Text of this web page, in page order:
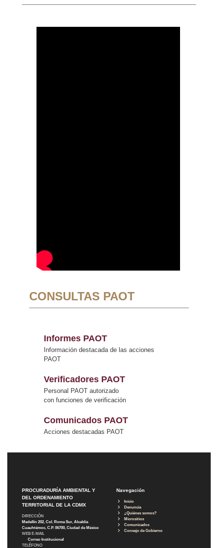
CONSULTAS PAOT
Informes PAOT
Información destacada de las acciones
PAOT
Verificadores PAOT
Personal PAOT autorizado
con funciones de verificación
Comunicados PAOT
Acciones destacadas PAOT
PROCURADURÍA AMBIENTAL Y
DEL ORDENAMIENTO
TERRITORIAL DE LA CDMX
DIRECCIÓN
Medellín 202, Col. Roma Sur, Alcaldía
Cuauhtémoc, C.P. 06700, Ciudad de México
WEB E-MAIL
Correo Institucional
TELÉFONO
Navegación
Inicio
Denuncia
¿Quiénes somos?
Micrositios
Comunicados
Consejo de Gobierno